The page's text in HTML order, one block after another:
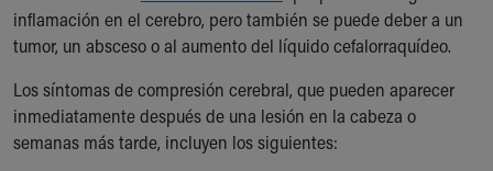
Breastfeeding Medicine
Child Passenger Safety
Safe Sleep for Babies
Safe Sleep
About Akron Children's Pediatrics
inflamación en el cerebro, pero también se puede deber a un
tumor, un absceso o al aumento del líquido cefalorraquídeo.
Los síntomas de compresión cerebral, que pueden aparecer
inmediatamente después de una lesión en la cabeza o
semanas más tarde, incluyen los siguientes: